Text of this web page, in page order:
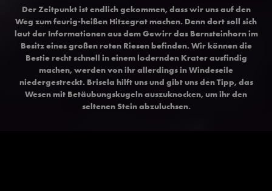
Der Zeitpunkt ist endlich gekommen, dass wir uns auf den
Weg zum feurig-heißen Hitzegrat machen. Denn dort soll sich
laut der Informationen aus dem Gewirr das Bernsteinhorn im
Besitz eines großen roten Riesen befinden. Wir können die
Bestie recht schnell in einem lodernden Krater ausfindig
machen, werden von ihr allerdings in Windeseile
niedergestreckt. Brisela hilft uns und gibt uns den Tipp, das
Wesen mit Betäubungskugeln auszuknocken, um ihr den
seltenen Stein abzuluchsen.